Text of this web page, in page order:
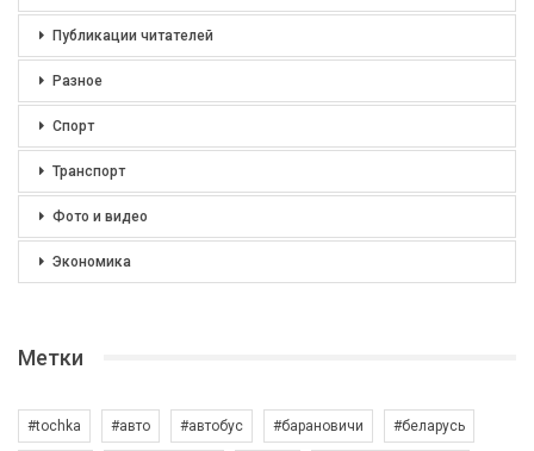
Публикации читателей
Разное
Спорт
Транспорт
Фото и видео
Экономика
Метки
#tochka #авто #автобус #барановичи #беларусь